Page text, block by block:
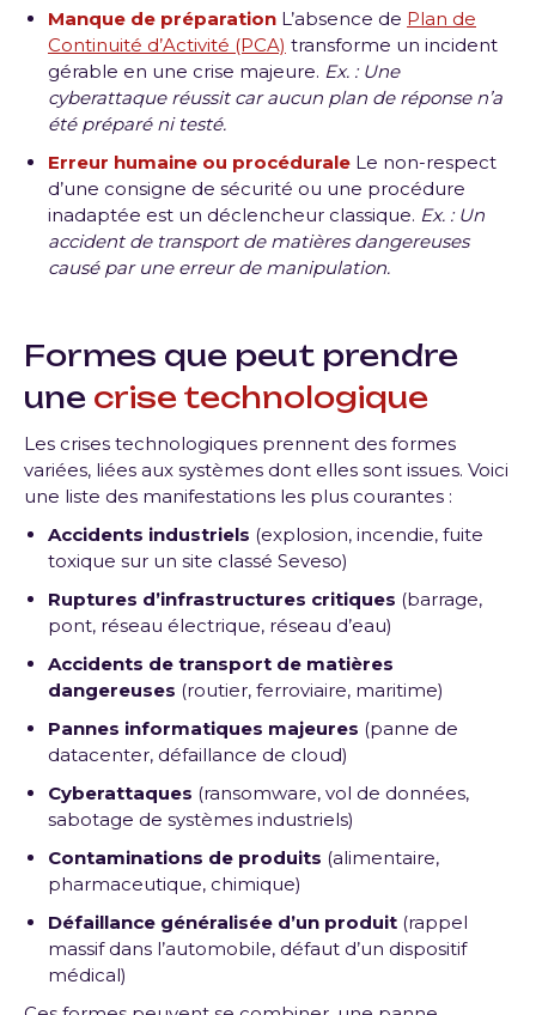
Manque de préparation L’absence de Plan de
Continuité d’Activité (PCA) transforme un incident
gérable en une crise majeure. Ex. : Une
cyberattaque réussit car aucun plan de réponse n’a
été préparé ni testé.
Erreur humaine ou procédurale Le non-respect
d’une consigne de sécurité ou une procédure
inadaptée est un déclencheur classique. Ex. : Un
accident de transport de matières dangereuses
causé par une erreur de manipulation.
Formes que peut prendre
une crise technologique
Les crises technologiques prennent des formes
variées, liées aux systèmes dont elles sont issues. Voici
une liste des manifestations les plus courantes :
Accidents industriels (explosion, incendie, fuite
toxique sur un site classé Seveso)
Ruptures d’infrastructures critiques (barrage,
pont, réseau électrique, réseau d’eau)
Accidents de transport de matières
dangereuses (routier, ferroviaire, maritime)
Pannes informatiques majeures (panne de
datacenter, défaillance de cloud)
Cyberattaques (ransomware, vol de données,
sabotage de systèmes industriels)
Contaminations de produits (alimentaire,
pharmaceutique, chimique)
Défaillance généralisée d’un produit (rappel
massif dans l’automobile, défaut d’un dispositif
médical)